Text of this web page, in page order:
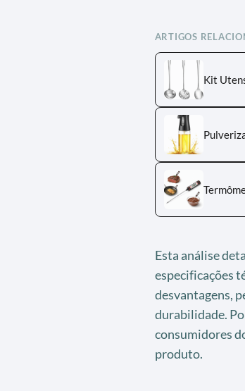
ARTIGOS
Kit
Esta análise
especificações
desvantagens,
durabilidade.
consumidores
produto.